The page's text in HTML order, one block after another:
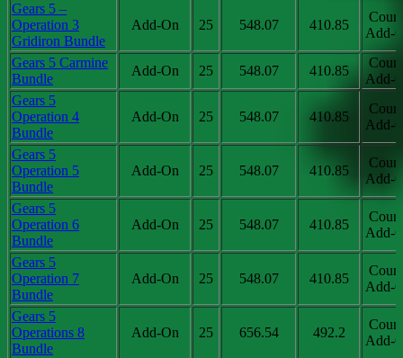
Gears 5 –
Operation 3
Gridiron Bundle
Add-On 25 548.07 410.85
Add-
Gears 5 Carmine
Bundle
Add-On 25 548.07 410.85
Add-
Gears 5
Operation 4
Bundle
Add-On 25 548.07 410.85
Add-
Gears 5
Operation 5
Bundle
Add-On 25 548.07 410.85
Add-
Gears 5
Operation 6
Bundle
Add-On 25 548.07 410.85
Add-
Gears 5
Operation 7
Bundle
Add-On 25 548.07 410.85
Add-
Gears 5
Operations 8
Bundle
Add-On 25 656.54 492.2
Add-